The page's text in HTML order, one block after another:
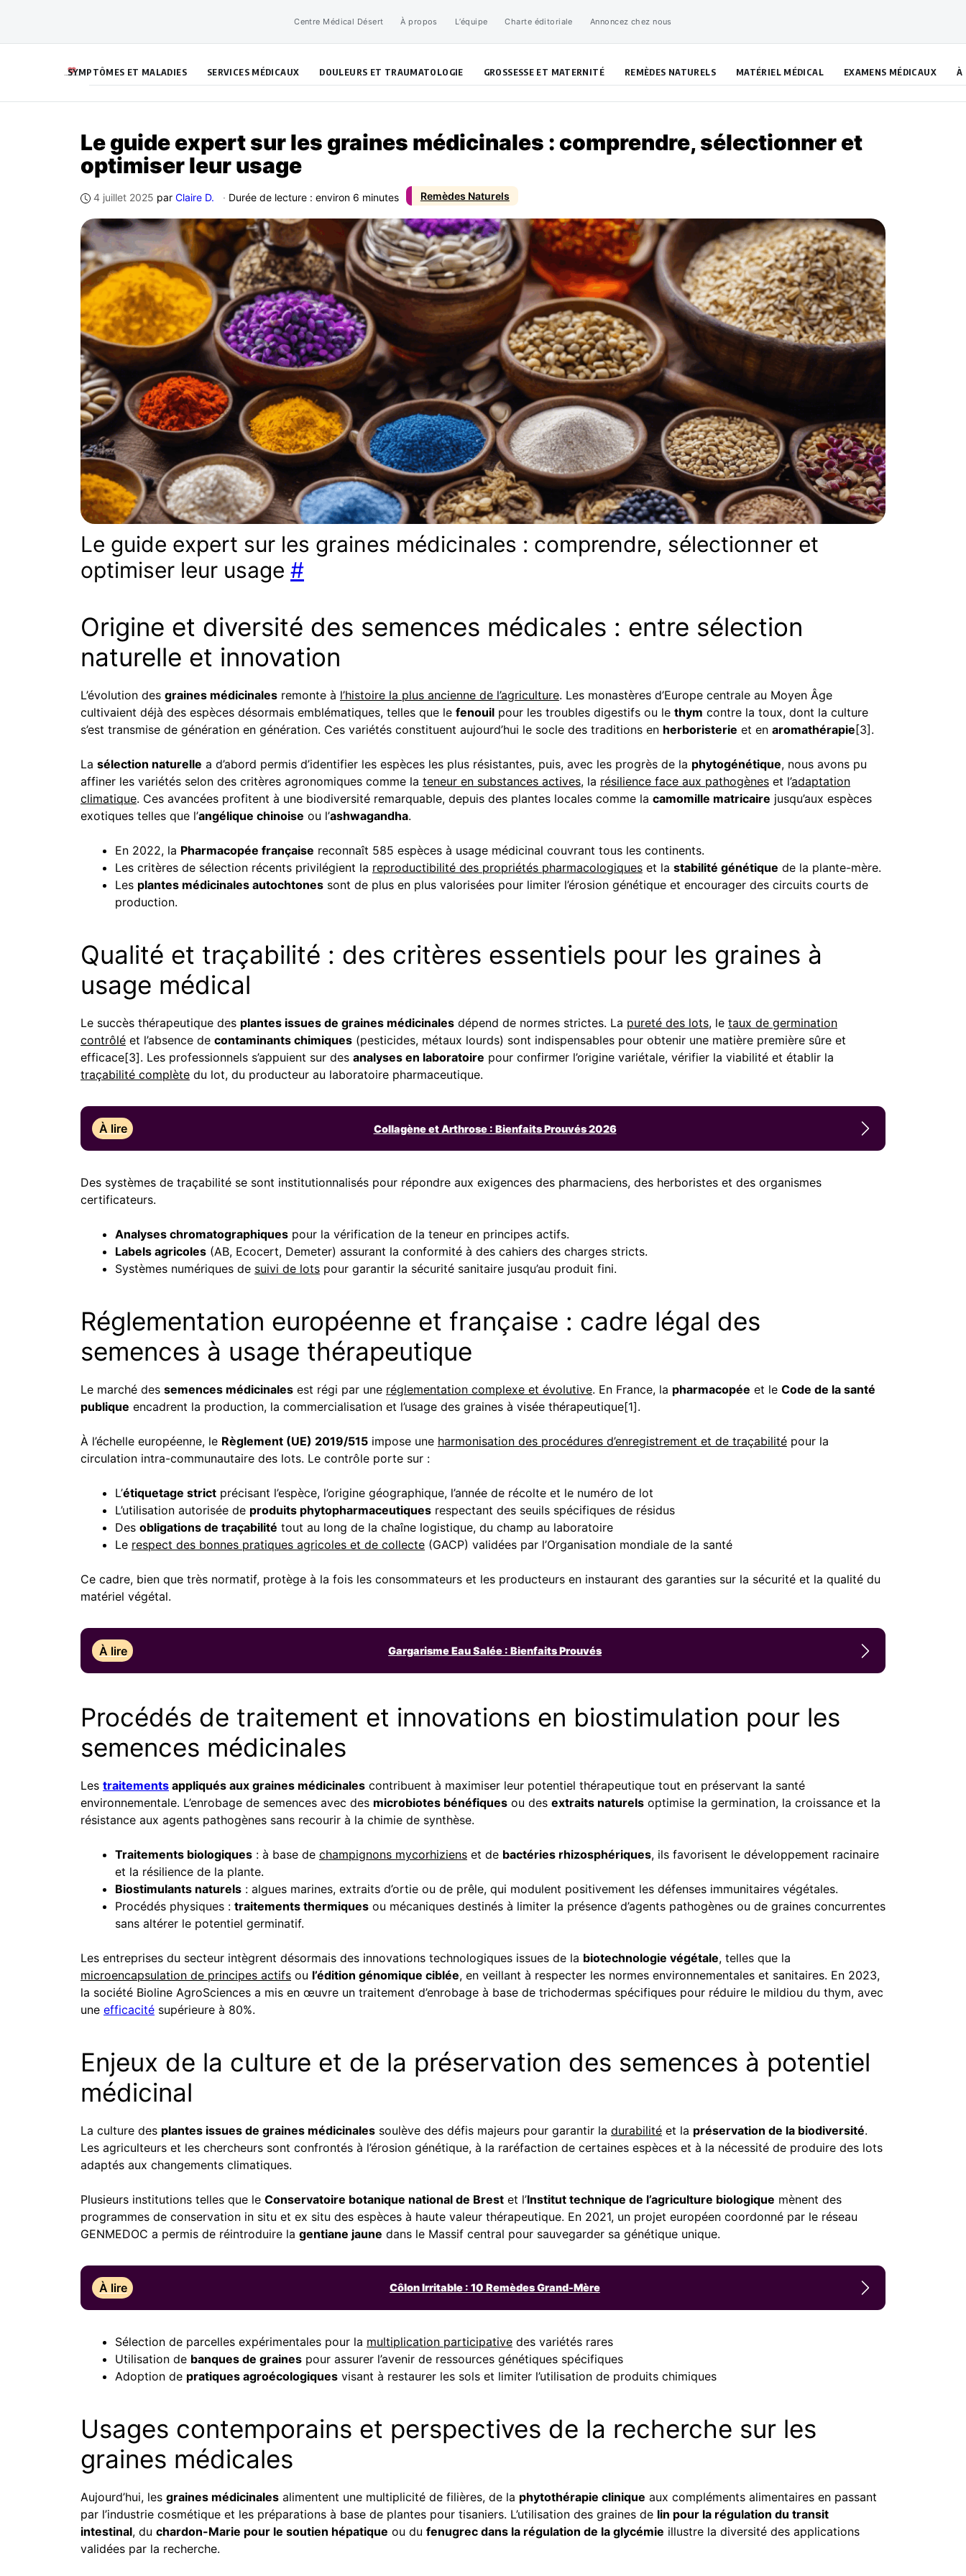
contenu
Centre Médical Désert À propos L’équipe Charte éditoriale Annoncez chez nous
SYMPTÔMES ET MALADIES SERVICES MÉDICAUX DOULEURS ET TRAUMATOLOGIE GROSSESSE ET MATERNITÉ REMÈDES NATURELS MATÉRIEL MÉDICAL EXAMENS MÉDICAUX À
Remèdes Naturels
Le guide expert sur les graines médicinales : comprendre, sélectionner et
optimiser leur usage
4 juillet 2025 par Claire D. · Durée de lecture : environ 6 minutes
Le guide expert sur les graines médicinales : comprendre, sélectionner et
optimiser leur usage #
Origine et diversité des semences médicales : entre sélection
naturelle et innovation
L’évolution des graines médicinales remonte à l’histoire la plus ancienne de l’agriculture. Les monastères d’Europe centrale au Moyen Âge
cultivaient déjà des espèces désormais emblématiques, telles que le fenouil pour les troubles digestifs ou le thym contre la toux, dont la culture
s’est transmise de génération en génération. Ces variétés constituent aujourd’hui le socle des traditions en herboristerie et en aromathérapie [3].
La sélection naturelle a d’abord permis d’identifier les espèces les plus résistantes, puis, avec les progrès de la phytogénétique, nous avons pu
affiner les variétés selon des critères agronomiques comme la teneur en substances actives, la résilience face aux pathogènes et l’adaptation
climatique. Ces avancées profitent à une biodiversité remarquable, depuis des plantes locales comme la camomille matricaire jusqu’aux espèces
exotiques telles que l’angélique chinoise ou l’ashwagandha.
En 2022, la Pharmacopée française reconnaît 585 espèces à usage médicinal couvrant tous les continents.
Les critères de sélection récents privilégient la reproductibilité des propriétés pharmacologiques et la stabilité génétique de la plante-mère.
Les plantes médicinales autochtones sont de plus en plus valorisées pour limiter l’érosion génétique et encourager des circuits courts de
production.
Qualité et traçabilité : des critères essentiels pour les graines à
usage médical
Le succès thérapeutique des plantes issues de graines médicinales dépend de normes strictes. La pureté des lots, le taux de germination
contrôlé et l’absence de contaminants chimiques (pesticides, métaux lourds) sont indispensables pour obtenir une matière première sûre et
efficace[3]. Les professionnels s’appuient sur des analyses en laboratoire pour confirmer l’origine variétale, vérifier la viabilité et établir la
traçabilité complète du lot, du producteur au laboratoire pharmaceutique.
À lire Collagène et Arthrose : Bienfaits Prouvés 2026
Des systèmes de traçabilité se sont institutionnalisés pour répondre aux exigences des pharmaciens, des herboristes et des organismes
certificateurs.
Analyses chromatographiques pour la vérification de la teneur en principes actifs.
Labels agricoles (AB, Ecocert, Demeter) assurant la conformité à des cahiers des charges stricts.
Systèmes numériques de suivi de lots pour garantir la sécurité sanitaire jusqu’au produit fini.
Réglementation européenne et française : cadre légal des
semences à usage thérapeutique
Le marché des semences médicinales est régi par une réglementation complexe et évolutive. En France, la pharmacopée et le Code de la santé
publique encadrent la production, la commercialisation et l’usage des graines à visée thérapeutique[1].
À l’échelle européenne, le Règlement (UE) 2019/515 impose une harmonisation des procédures d’enregistrement et de traçabilité pour la
circulation intra-communautaire des lots. Le contrôle porte sur :
L’étiquetage strict précisant l’espèce, l’origine géographique, l’année de récolte et le numéro de lot
L’utilisation autorisée de produits phytopharmaceutiques respectant des seuils spécifiques de résidus
Des obligations de traçabilité tout au long de la chaîne logistique, du champ au laboratoire
Le respect des bonnes pratiques agricoles et de collecte (GACP) validées par l’Organisation mondiale de la santé
Ce cadre, bien que très normatif, protège à la fois les consommateurs et les producteurs en instaurant des garanties sur la sécurité et la qualité du
matériel végétal.
À lire Gargarisme Eau Salée : Bienfaits Prouvés
Procédés de traitement et innovations en biostimulation pour les
semences médicinales
Les traitements appliqués aux graines médicinales contribuent à maximiser leur potentiel thérapeutique tout en préservant la santé
environnementale. L’enrobage de semences avec des microbiotes bénéfiques ou des extraits naturels optimise la germination, la croissance et la
résistance aux agents pathogènes sans recourir à la chimie de synthèse.
Traitements biologiques : à base de champignons mycorhiziens et de bactéries rhizosphériques, ils favorisent le développement racinaire
et la résilience de la plante.
Biostimulants naturels : algues marines, extraits d’ortie ou de prêle, qui modulent positivement les défenses immunitaires végétales.
Procédés physiques : traitements thermiques ou mécaniques destinés à limiter la présence d’agents pathogènes ou de graines concurrentes
sans altérer le potentiel germinatif.
Les entreprises du secteur intègrent désormais des innovations technologiques issues de la biotechnologie végétale, telles que la
microencapsulation de principes actifs ou l’édition génomique ciblée, en veillant à respecter les normes environnementales et sanitaires. En 2023,
la société Bioline AgroSciences a mis en œuvre un traitement d’enrobage à base de trichodermas spécifiques pour réduire le mildiou du thym, avec
une efficacité supérieure à 80%.
Enjeux de la culture et de la préservation des semences à potentiel
médicinal
La culture des plantes issues de graines médicinales soulève des défis majeurs pour garantir la durabilité et la préservation de la biodiversité.
Les agriculteurs et les chercheurs sont confrontés à l’érosion génétique, à la raréfaction de certaines espèces et à la nécessité de produire des lots
adaptés aux changements climatiques.
Plusieurs institutions telles que le Conservatoire botanique national de Brest et l’Institut technique de l’agriculture biologique mènent des
programmes de conservation in situ et ex situ des espèces à haute valeur thérapeutique. En 2021, un projet européen coordonné par le réseau
GENMEDOC a permis de réintroduire la gentiane jaune dans le Massif central pour sauvegarder sa génétique unique.
À lire Côlon Irritable : 10 Remèdes Grand-Mère
Sélection de parcelles expérimentales pour la multiplication participative des variétés rares
Utilisation de banques de graines pour assurer l’avenir de ressources génétiques spécifiques
Adoption de pratiques agroécologiques visant à restaurer les sols et limiter l’utilisation de produits chimiques
Usages contemporains et perspectives de la recherche sur les
graines médicales
Aujourd’hui, les graines médicinales alimentent une multiplicité de filières, de la phytothérapie clinique aux compléments alimentaires en passant
par l’industrie cosmétique et les préparations à base de plantes pour tisaniers. L’utilisation des graines de lin pour la régulation du transit
intestinal, du chardon-Marie pour le soutien hépatique ou du fenugrec dans la régulation de la glycémie illustre la diversité des applications
validées par la recherche.